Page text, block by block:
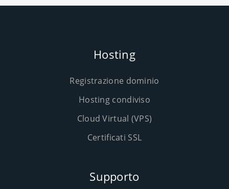
Hosting
Registrazione dominio
Hosting condiviso
Cloud Virtual (VPS)
Certificati SSL
Supporto